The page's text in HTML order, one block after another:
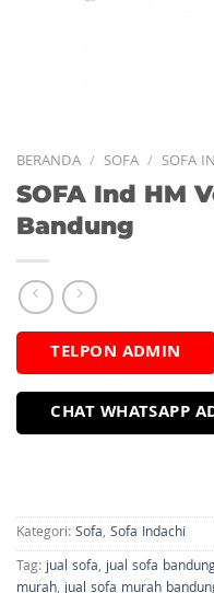
BERANDA / SOFA / SOFA
SOFA Ind HM
Bandung
TELPON ADMIN
CHAT WHATSAPP
Kategori:Sofa, Sofa Indachi
Tag:jual sofa,jual sofa